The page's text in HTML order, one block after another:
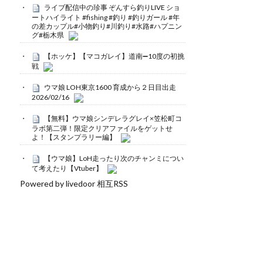
ライブ配信中の珍事 ぞんすら釣りLIVE ショ
ートハイライト #fishing #釣り #釣りガール #年
の差カップル#小物釣り#川釣り#水路#ハプニン
グ#栃木県
【ホッケ】【マコガレイ】道南➖10度の初挑
戦
ウマ娘 LOH東京1600 育成から２日目出走
2026/02/16
【無料】ウマ娘シンデレラグレイ×笠松町コ
ラボ第二弾！限定クリアファイルをゲットせ
よ！【スタンプラリー編】
【ウマ娘】LoH走ったり次のチャンミについ
て考えたり【Vtuber】
Powered by livedoor 相互RSS